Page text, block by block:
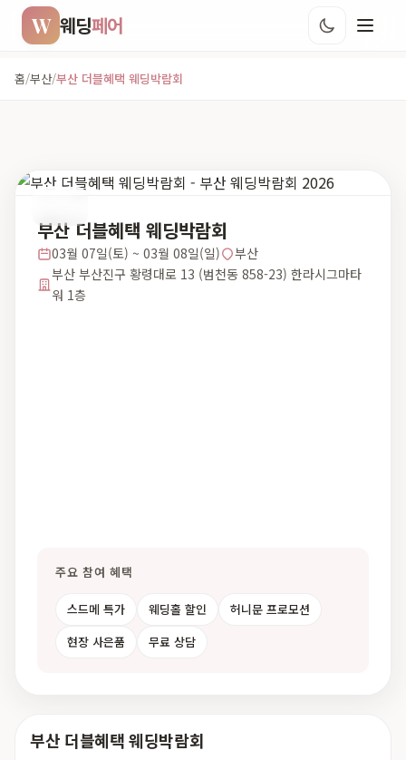
W 웨딩페어
홈/부산/부산 더블혜택 웨딩박람회
부산 더블혜택 웨딩박람회
03월 07일(토) ~ 03월 08일(일)
부산
부산 부산진구 황령대로 13 (범천동 858-23) 한라시그마타
워 1층
주요 참여 혜택
스드메 특가 웨딩홀 할인
허니문 프로모션
현장 사은품
무료 상담
부산 더블혜택 웨딩박람회